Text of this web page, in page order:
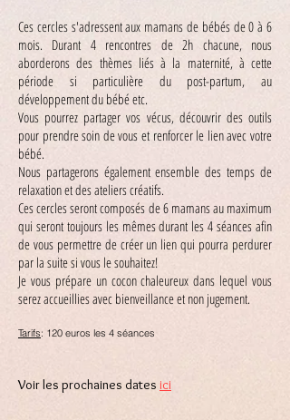
Ces cercles s'adressent aux mamans de bébés de 0 à 6
mois. Durant 4 rencontres de 2h chacune, nous
aborderons des thèmes liés à la maternité, à cette
période si particulière du post-partum, au
développement du bébé etc.
Vous pourrez partager vos vécus, découvrir des outils
pour prendre soin de vous et renforcer le lien avec votre
bébé.
Nous partagerons également ensemble des temps de
relaxation et des ateliers créatifs.
Ces cercles seront composés de 6 mamans au maximum
qui seront toujours les mêmes durant les 4 séances afin
de vous permettre de créer un lien qui pourra perdurer
par la suite si vous le souhaitez!
Je vous prépare un cocon chaleureux dans lequel vous
serez accueillies avec bienveillance et non jugement.
Tarifs: 120 euros les 4 séances
Voir les prochaines dates ici